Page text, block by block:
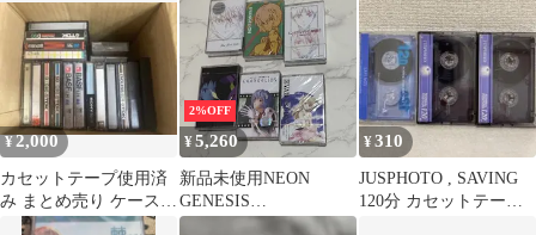
本セット
¥2,000
カセットテープ使用済
み まとめ売り ケースあ
り36個 ケースなし6
2%OFF
¥5,260
新品未使用NEON
GENESIS
EVANGELION One Last
¥310
JUSPHOTO , SAVING
120分 カセットテープ 3